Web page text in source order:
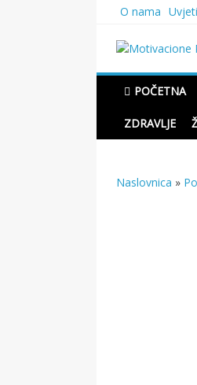
content
O nama
POČETNA
ZDRAVLJE
Naslovnica »